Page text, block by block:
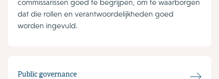
commissarissen goed te begrijpen, om te waarborgen
dat die rollen en verantwoordelijkheden goed
worden ingevuld.
Public governance